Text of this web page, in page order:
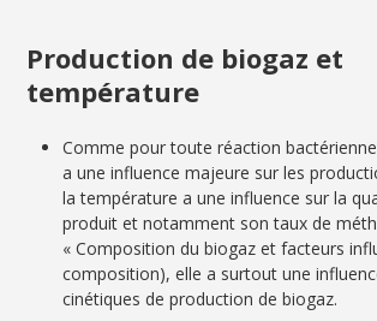
Production de biogaz et
température
Comme pour toute réaction
a une influence majeure sur les
la température a une influence sur la
produit et notamment son taux de
« Composition du biogaz et facteurs
composition), elle a surtout une
cinétiques de production de biogaz.